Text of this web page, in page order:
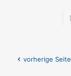
vorherige Seite